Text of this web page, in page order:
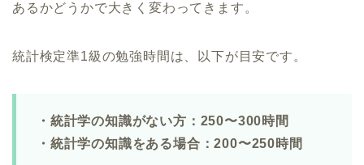
あるかどうかで大きく変わってきます。
統計検定準1級の勉強時間は、以下が目安です。
・統計学の知識がない方：250〜300時間
・統計学の知識をある場合：200〜250時間